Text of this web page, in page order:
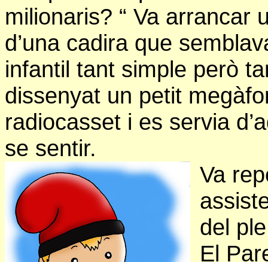
milionaris? “ Va arrancar
d’una cadira que
infantil tant simple però
dissenyat un petit
radiocasset i es servia
se sentir.
Va
del
El